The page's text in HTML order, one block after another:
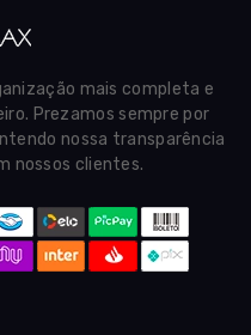
mais completa e
Prezamos sempre por
nossa transparência
nossos clientes.